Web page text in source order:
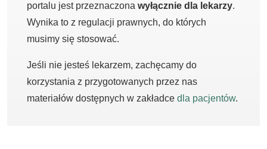
portalu jest przeznaczona wyłącznie dla lekarzy.
Wynika to z regulacji prawnych, do których
musimy się stosować.
Jeśli nie jesteś lekarzem, zachęcamy do
korzystania z przygotowanych przez nas
materiałów dostępnych w zakładce dla pacjentów.